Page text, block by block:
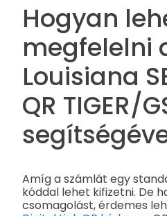
Hogyan
megfelelni
Louisiana
QR TIGER/
Amíg a számlát egy
kóddal lehet kifizetni. De
csomagolást, érdemes